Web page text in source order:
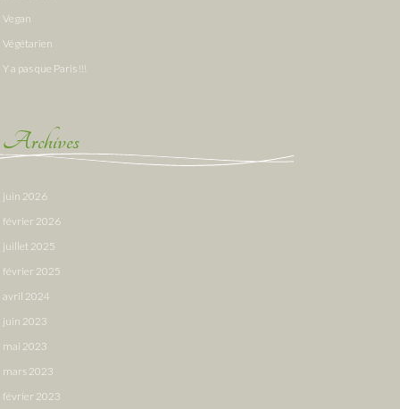
Vegan
Végétarien
Y a pas que Paris !!!
Archives
juin 2026
février 2026
juillet 2025
février 2025
avril 2024
juin 2023
mai 2023
mars 2023
février 2023